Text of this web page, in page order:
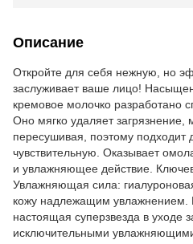
Описание
Откройте для себя нежную, но
заслуживает ваше лицо!
кремовое молочко разработано
Оно мягко удаляет
пересушивая, поэтому подходит
чувствительную. Оказывает
и увлажняющее действие.
Увлажняющая сила:
кожу надлежащим увлажнением.
настоящая суперзвезда в уходе
исключительными